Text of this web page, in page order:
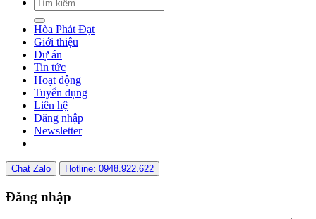
Hòa Phát Đạt
Giới thiệu
Dự án
Tin tức
Hoạt động
Tuyển dụng
Liên hệ
Đăng nhập
Newsletter
Chat Zalo Hotline: 0948.922.622
Đăng nhập